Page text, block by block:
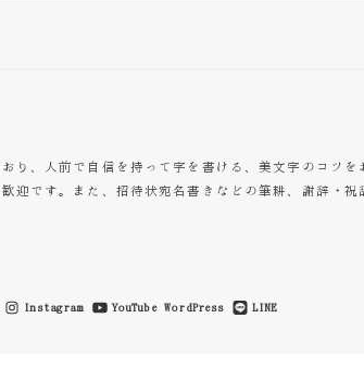
り、人前で自信を持って字を書ける、美文字のコツ
迎です。また、招待状宛名書きなどの筆耕、謝辞・
Instagram YouTube WordPress LINE